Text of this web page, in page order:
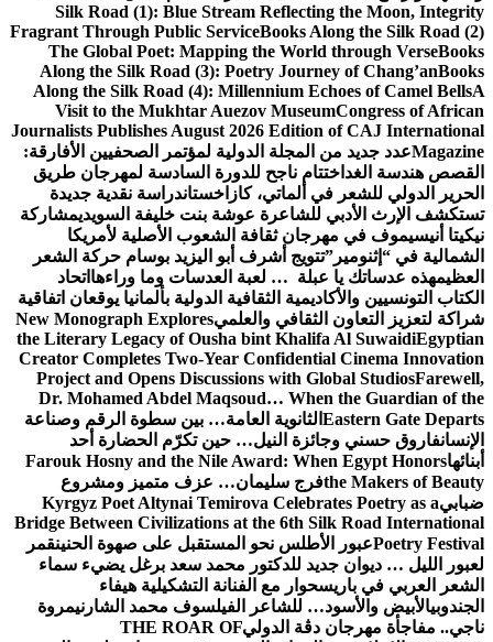
Silk Road (1): Blue Stream Reflecting the Moon, Integrity
Fragrant Through Public ServiceBooks Along the Silk Road (2)
The Global Poet: Mapping the World through VerseBooks
Along the Silk Road (3): Poetry Journey of Chang’anBooks
Along the Silk Road (4): Millennium Echoes of Camel BellsA
Visit to the Mukhtar Auezov MuseumCongress of African
Journalists Publishes August 2026 Edition of CAJ International
Magazineعدد جديد من المجلة الدولية لمؤتمر الصحفيين الأفارقة:
القصص هندسة الغد اختتام ناجح للدورة السادسة لمهرجان طريق
الحرير الدولي للشعر في ألماتي، كازاخستاندراسة نقدية جديدة
تستكشف الإرث الأدبي للشاعرة عوشة بنت خليفة السويديمشاركة
نيكيتا أنيسيموف في مهرجان ثقافة الشعوب الأصلية لأمريكا
الشمالية في “إثنومير”تتويج أشرف أبو اليزيد بوسام حركة الشعر
العظيمهذه عدساتك يا عبلة … لعبة العدسات وما وراءها اتحاد
الكتاب التونسيين والأكاديمية الثقافية الدولية بألمانيا يوقعان اتفاقية
شراكة لتعزيز التعاون الثقافي والعلميNew Monograph Explores
the Literary Legacy of Ousha bint Khalifa Al SuwaidiEgyptian
Creator Completes Two-Year Confidential Cinema Innovation
Project and Opens Discussions with Global StudiosFarewell,
Dr. Mohamed Abdel Maqsoud… When the Guardian of the
Eastern Gate Departs الثانوية العامة… بين سطوة الرقم وصناعة
الإنسانفاروق حسني وجائزة النيل… حين تكرّم الحضارة أحد
أبنائهاFarouk Hosny and the Nile Award: When Egypt Honors
the Makers of Beautyفرج سليمان… عزف متميز ومشروع
ضبابيKyrgyz Poet Altynai Temirova Celebrates Poetry as a
Bridge Between Civilizations at the 6th Silk Road International
Poetry Festivalعبور الأطلس نحو المستقبل على صهوة الحنينقمر
لعبور الليل … ديوان جديد للدكتور محمد سعد برغل يضيء سماء
الشعر العربي في باريسحوار مع الفنانة التشكيلية هيفاء
الجندوبيالأبيض والأسود… للشاعر الفيلسوف محمد الشارنيمروة
ناجي.. مفاجأة مهرجان دڨة الدوليTHE ROAR OF